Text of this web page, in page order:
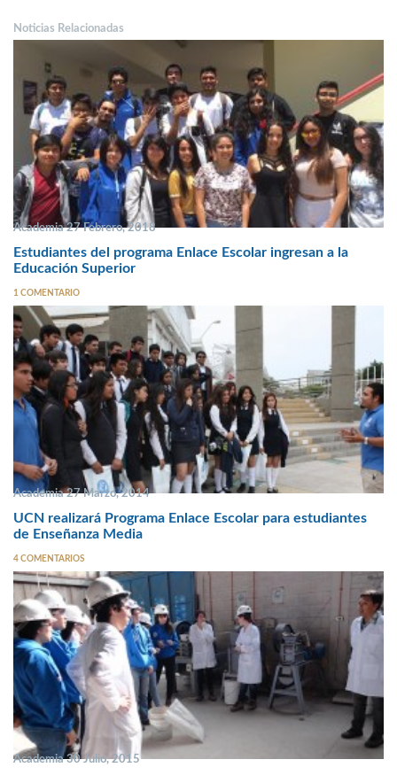
Noticias Relacionadas
Academia 27 Febrero, 2018
Estudiantes del programa Enlace Escolar ingresan a la
Educación Superior
1 COMENTARIO
Academia 27 Marzo, 2014
UCN realizará Programa Enlace Escolar para estudiantes
de Enseñanza Media
4 COMENTARIOS
Academia 30 Julio, 2015